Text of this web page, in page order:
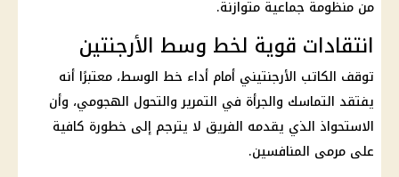
من منظومة جماعية متوازنة.
انتقادات قوية لخط وسط الأرجنتين
توقف الكاتب الأرجنتيني أمام أداء خط الوسط، معتبرًا أنه
يفتقد التماسك والجرأة في التمرير والتحول الهجومي، وأن
الاستحواذ الذي يقدمه الفريق لا يترجم إلى خطورة كافية
على مرمى المنافسين.